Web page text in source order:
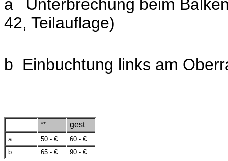
a
Unterbrechung beim
42, Teilauflage)
b Einbuchtung links am
** gest
a 50.- €
60.- €
b
65.- € 90.- €